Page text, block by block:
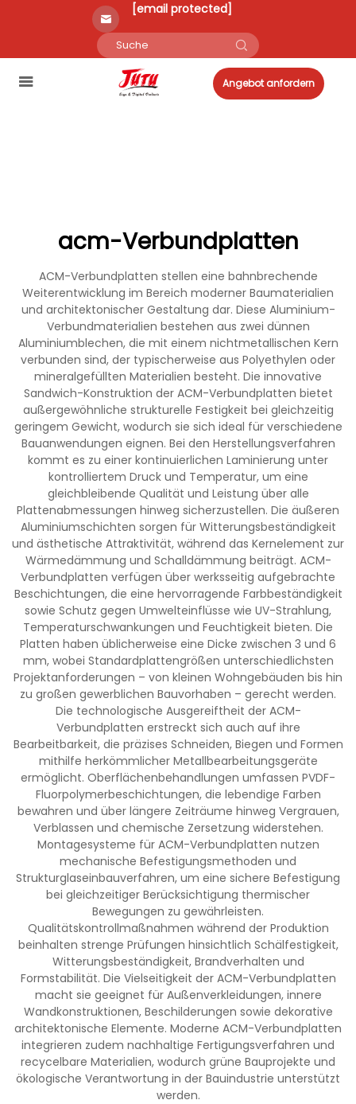
[email protected]
Angebot anfordern
acm-Verbundplatten
ACM-Verbundplatten stellen eine bahnbrechende
Weiterentwicklung im Bereich moderner Baumaterialien
und architektonischer Gestaltung dar. Diese Aluminium-
Verbundmaterialien bestehen aus zwei dünnen
Aluminiumblechen, die mit einem nichtmetallischen Kern
verbunden sind, der typischerweise aus Polyethylen oder
mineralgefüllten Materialien besteht. Die innovative
Sandwich-Konstruktion der ACM-Verbundplatten bietet
außergewöhnliche strukturelle Festigkeit bei gleichzeitig
geringem Gewicht, wodurch sie sich ideal für verschiedene
Bauanwendungen eignen. Bei den Herstellungsverfahren
kommt es zu einer kontinuierlichen Laminierung unter
kontrolliertem Druck und Temperatur, um eine
gleichbleibende Qualität und Leistung über alle
Plattenabmessungen hinweg sicherzustellen. Die äußeren
Aluminiumschichten sorgen für Witterungsbeständigkeit
und ästhetische Attraktivität, während das Kernelement zur
Wärmedämmung und Schalldämmung beiträgt. ACM-
Verbundplatten verfügen über werksseitig aufgebrachte
Beschichtungen, die eine hervorragende Farbbeständigkeit
sowie Schutz gegen Umwelteinflüsse wie UV-Strahlung,
Temperaturschwankungen und Feuchtigkeit bieten. Die
Platten haben üblicherweise eine Dicke zwischen 3 und 6
mm, wobei Standardplattengrößen unterschiedlichsten
Projektanforderungen – von kleinen Wohngebäuden bis hin
zu großen gewerblichen Bauvorhaben – gerecht werden.
Die technologische Ausgereiftheit der ACM-
Verbundplatten erstreckt sich auch auf ihre
Bearbeitbarkeit, die präzises Schneiden, Biegen und Formen
mithilfe herkömmlicher Metallbearbeitungsgeräte
ermöglicht. Oberflächenbehandlungen umfassen PVDF-
Fluorpolymerbeschichtungen, die lebendige Farben
bewahren und über längere Zeiträume hinweg Vergrauen,
Verblassen und chemische Zersetzung widerstehen.
Montagesysteme für ACM-Verbundplatten nutzen
mechanische Befestigungsmethoden und
Strukturglaseinbauverfahren, um eine sichere Befestigung
bei gleichzeitiger Berücksichtigung thermischer
Bewegungen zu gewährleisten.
Qualitätskontrollmaßnahmen während der Produktion
beinhalten strenge Prüfungen hinsichtlich Schälfestigkeit,
Witterungsbeständigkeit, Brandverhalten und
Formstabilität. Die Vielseitigkeit der ACM-Verbundplatten
macht sie geeignet für Außenverkleidungen, innere
Wandkonstruktionen, Beschilderungen sowie dekorative
architektonische Elemente. Moderne ACM-Verbundplatten
integrieren zudem nachhaltige Fertigungsverfahren und
recycelbare Materialien, wodurch grüne Bauprojekte und
ökologische Verantwortung in der Bauindustrie unterstützt
werden.